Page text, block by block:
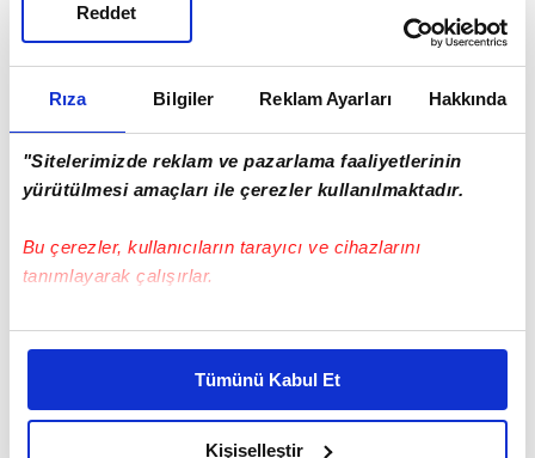
Rıza Bilgiler Reklam Ayarları Hakkında
"Sitelerimizde reklam ve pazarlama faaliyetlerinin
yürütülmesi amaçları ile çerezler kullanılmaktadır.
Bu çerezler, kullanıcıların tarayıcı ve cihazlarını
tanımlayarak çalışırlar.
Bu çerezlere izin vermeniz halinde sizlere özel
daha iyi reklam deneyimi yaşatabiliriz. Bunu yaparken
amacımızın size daha iyi bir reklam deneyimi sunmak
olduğunu ve sizlere en iyi içerikleri sunabilmek adına
Tümünü Kabul Et
Kişiselleştir
Reddet
kadar mukavelesi bulunmasına rağmen
ayrılık açıklaması yapan tecrübeli futbolcu,
Böylece bonservis bedeli ödemeyecek olan